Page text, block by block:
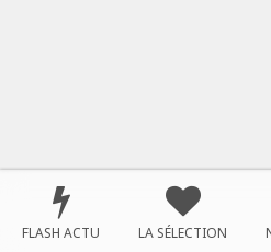
FLASH ACTU LA SÉLECTION